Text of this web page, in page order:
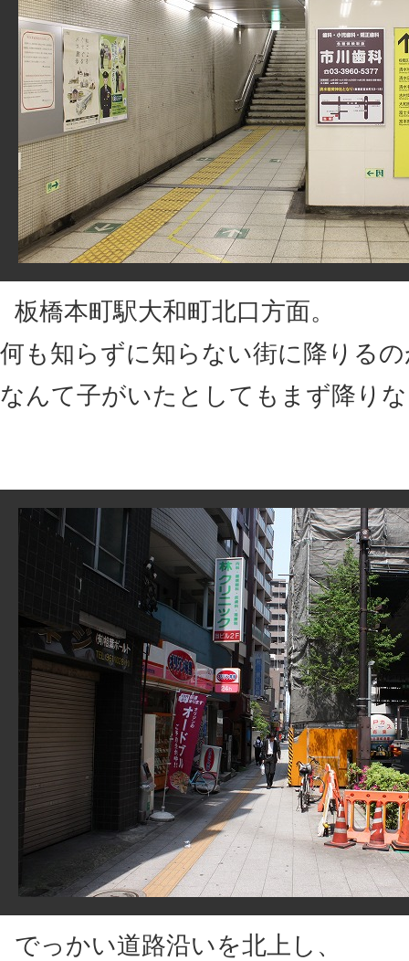
板橋本町駅大和町北口方面。
何も知らずに知らない街に降りる
なんて子がいたとしてもまず降り
でっかい道路沿いを北上し、